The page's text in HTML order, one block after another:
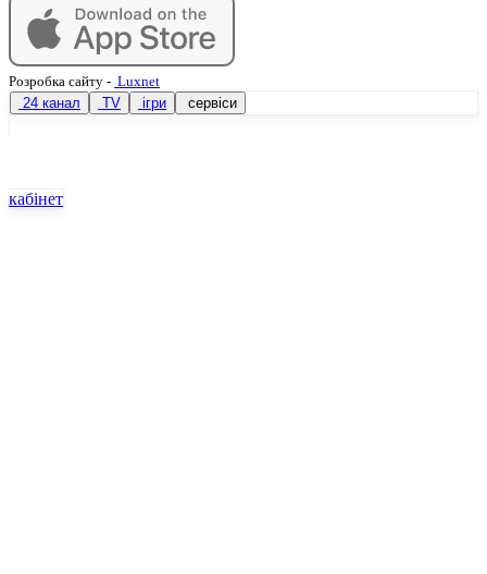
Розробка сайту - Luxnet
24 канал
TV ігри сервіси
кабінет